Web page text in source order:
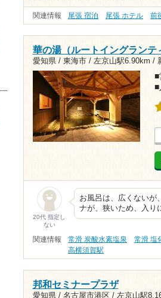
関連情報 尾張 宿泊 尾張 ホテル 前
華の湯（ルートイングランテ
愛知県 / 東海市 / 左京山駅6.90km /
■
■
20代 指定し
ない
お風呂は、広くないが
ナが、狭いため、入り
関連情報 常滑 炭酸水素塩泉 常滑 塩
高横須賀駅
邦和セミナープラザ
愛知県 / 名古屋市港区 / 左京山駅